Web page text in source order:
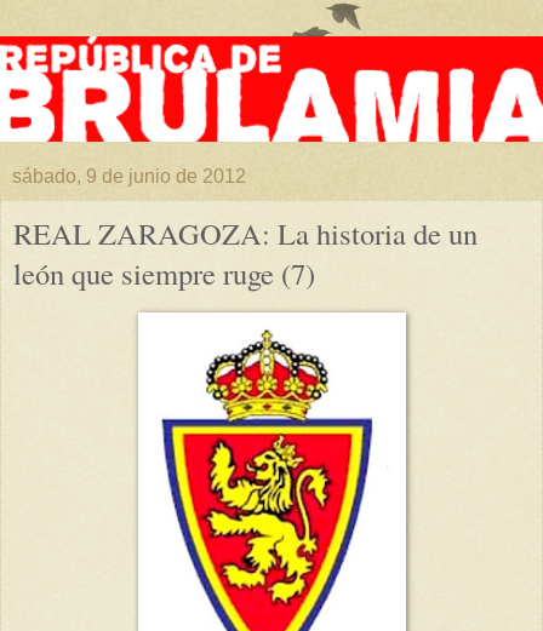
sábado, 9 de junio de 2012
REAL ZARAGOZA: La historia de un
león que siempre ruge (7)